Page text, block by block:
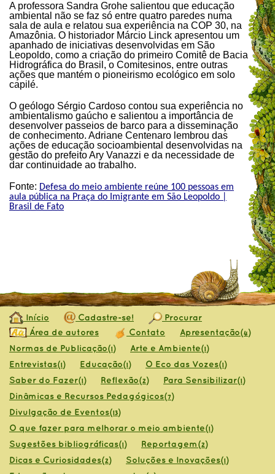
A professora Sandra Grohe salientou que educação
ambiental não se faz só entre quatro paredes numa
sala de aula e relatou sua experiência na COP 30, na
Amazônia. O historiador Márcio Linck apresentou um
apanhado de iniciativas desenvolvidas em São
Leopoldo, como a criação do primeiro Comitê de Bacia
Hidrográfica do Brasil, o Comitesinos, entre outras
ações que mantém o pioneirismo ecológico em solo
capilé.
O geólogo Sérgio Cardoso contou sua experiência no
ambientalismo gaúcho e salientou a importância de
desenvolver passeios de barco para a disseminação
de conhecimento. Adriane Centenaro lembrou das
ações de educação socioambiental desenvolvidas na
gestão do prefeito Ary Vanazzi e da necessidade de
dar continuidade ao trabalho.
Fonte: Defesa do meio ambiente reúne 100 pessoas em
aula pública na Praça do Imigrante em São Leopoldo |
Brasil de Fato
Início Cadastre-se!
Procurar
Área de autores
Contato Apresentação(4)
Normas de Publicação(1) Arte e Ambiente(1)
Entrevistas(1) Educação(1) O Eco das Vozes(1)
Saber do Fazer(1) Reflexão(2) Para Sensibilizar(1)
Dinâmicas e Recursos Pedagógicos(7)
Divulgação de Eventos(13)
O que fazer para melhorar o meio ambiente(1)
Sugestões bibliográficas(1) Reportagem(2)
Dicas e Curiosidades(2) Soluções e Inovações(1)